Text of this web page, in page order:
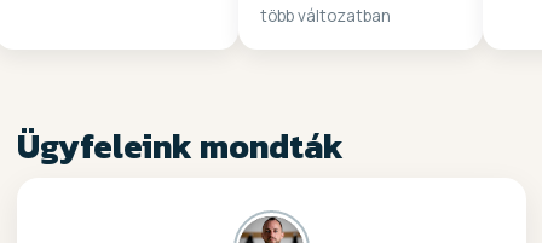
több változatban
Ügyfeleink mondták